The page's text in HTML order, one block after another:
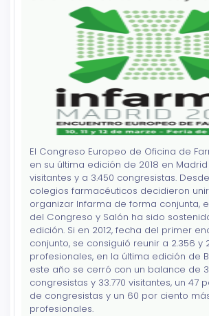
El Congreso Europeo de Oficina de
en su última edición de 2018 en
visitantes y a 3.450 congresistas.
colegios farmacéuticos decidieron
organizar Infarma de forma conjunta,
del Congreso y Salón ha sido
edición. Si en 2012, fecha del primer
conjunto, se consiguió reunir a 2.356 y
profesionales, en la última edición de
este año se cerró con un balance de
congresistas y 33.770 visitantes, un 47
de congresistas y un 60 por ciento
profesionales.